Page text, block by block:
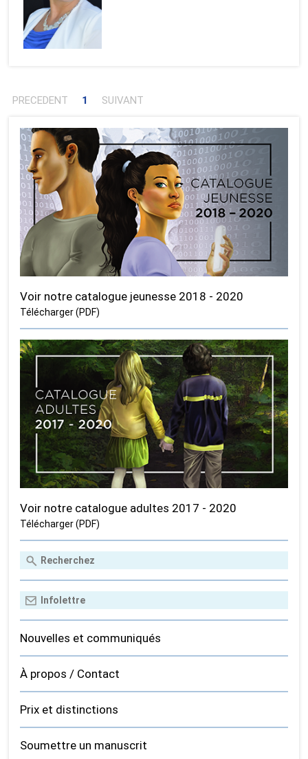
PRECEDENT 1 SUIVANT
Voir notre catalogue jeunesse 2018 - 2020
Télécharger (PDF)
Voir notre catalogue adultes 2017 - 2020
Télécharger (PDF)
Nouvelles et communiqués
À propos / Contact
Prix et distinctions
Soumettre un manuscrit